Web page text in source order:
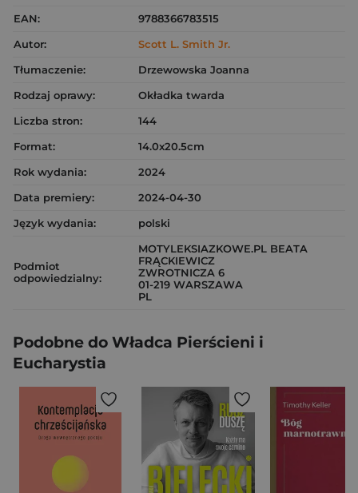
EAN:
9788366783515
Autor:
Scott L. Smith Jr.
Tłumaczenie:
Drzewowska Joanna
Rodzaj oprawy:
Okładka twarda
Liczba stron:
144
Format:
14.0x20.5cm
Rok wydania:
2024
Data premiery:
2024-04-30
Język wydania:
polski
Podmiot
odpowiedzialny:
MOTYLEKSIAZKOWE.PL BEATA
FRĄCKIEWICZ
ZWROTNICZA 6
01-219 WARSZAWA
PL
Podobne do Władca Pierścieni i
Eucharystia